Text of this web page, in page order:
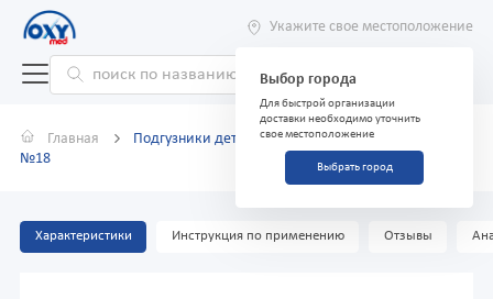
Укажите свое местоположение
Выбор города
Для быстрой организации
доставки необходимо уточнить
свое местоположение
Выбрать город
Главная
Подгузники детские Попкинсы Newborn, размер 1,
№18
Характеристики Инструкция по применению Отзывы